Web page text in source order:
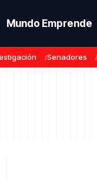
Mundo Emprende
Senadores